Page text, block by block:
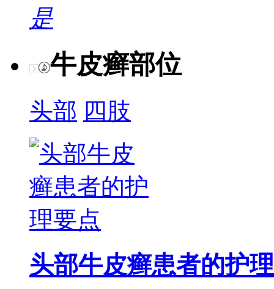
是
牛皮癣部位
头部 四肢
头部牛皮癣患者的护理